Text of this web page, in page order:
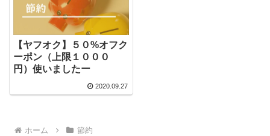
【ヤフオク】５０%オフク
ーポン（上限１０００
円）使いましたー
2020.09.27
ホーム 節約